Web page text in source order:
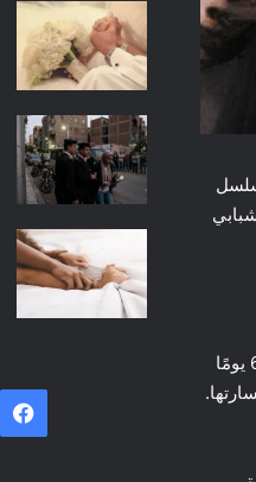
صباح الجزائري، واحدة من أعمدة الدراما السورية، لها حياة شخصية مليئة بالمحطات المثيرة. بعد زواج قصير استمر **60 يومًا
ف